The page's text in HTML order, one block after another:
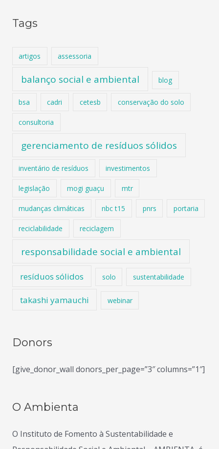
Tags
artigos assessoria
balanço social e ambiental blog
bsa cadri cetesb conservação do solo
consultoria
gerenciamento de resíduos sólidos
inventário de resíduos investimentos
legislação mogi guaçu mtr
mudanças climáticas nbc t15 pnrs portaria
reciclabilidade reciclagem
responsabilidade social e ambiental
resíduos sólidos solo sustentabilidade
takashi yamauchi webinar
Donors
[give_donor_wall donors_per_page=”3″ columns=”1″]
O Ambienta
O Instituto de Fomento à Sustentabilidade e